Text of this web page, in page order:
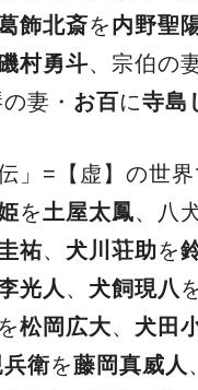
飾北斎を内野聖
村勇斗、宗伯の
妻・ お百に寺島
」=【虚】の世
を土屋太鳳、八
祐、 犬川荘助を
光人 、 犬飼現八
を松岡広大、 犬田
衛を藤岡真威人 、